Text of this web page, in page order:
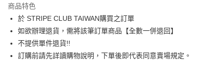
臺灣中小企業銀行
匯豐（台灣）商業銀行
華泰商業銀行
聯邦商業銀行
遠東國際商業銀行
元大商業銀行
玉山商業銀行
星展（台灣）商業銀行
Apple Pay
街口支付
悠遊付
商品特色
於 STRIPE CLUB TAIWAN購買之訂單
如欲辦理退貨，需將該筆訂單商品【全數一併退回】
不提供單件退貨!!
訂購前請先詳讀購物說明，下單後即代表同意賣場規定。